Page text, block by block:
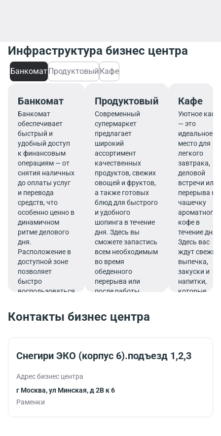
Инфраструктура бизнес центра
БанкоматПродуктовый Кафе
Банкомат
Банкомат
обеспечивает
быстрый и
удобный доступ
к финансовым
операциям — от
снятия наличных
до оплаты услуг
и перевода
средств, что
особенно ценно в
динамичном
ритме делового
дня.
Расположение в
доступной зоне
позволяет
быстро
воспользоваться
Продуктовый
Современный
супермаркет
предлагает
широкий
ассортимент
качественных
продуктов, свежих
овощей и фруктов,
а также готовых
блюд для быстрого
и удобного
шопинга в течение
дня. Здесь вы
сможете запастись
всем необходимым
во время
обеденного
перерыва или
после работы.
Кафе
Уютное кафе
— это
идеальное
место для
легкого
завтрака,
деловой
встречи или
перерыва на
чашечку
ароматного
кофе в
течение дня.
Здесь вас
ждут свежие
выпечка,
закуски и
напитки,
которые
продуктивно
работу.
Контакты бизнес центра
Снегири ЭКО (корпус 6).подъезд 1,2,3
Адрес бизнес центра
г Москва, ул Минская, д 2В к 6
Раменки